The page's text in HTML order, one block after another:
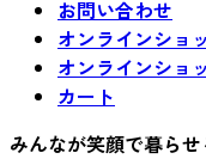
お問い合わせ
オンラインショ
オンラインショ
カート
みんなが笑顔で暮ら